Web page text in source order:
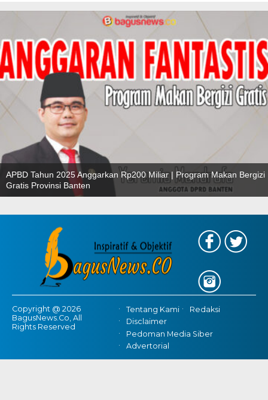
APBD Tahun 2025 Anggarkan Rp200 Miliar | Program Makan Bergizi
Gratis Provinsi Banten
Copyright @ 2026
BagusNews.Co, All
Rights Reserved
Tentang Kami
Redaksi
Disclaimer
Pedoman Media Siber
Advertorial